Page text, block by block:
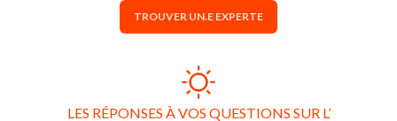
TROUVER UN.E EXPERTE
LES RÉPONSES À VOS QUESTIONS SUR L’